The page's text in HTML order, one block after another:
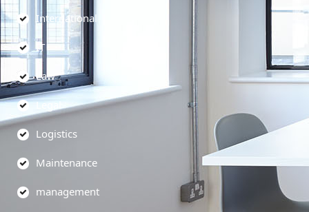
International
IT
Law
Legal
Logistics
Maintenance
management